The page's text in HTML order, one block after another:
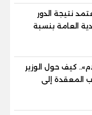
نتيجة الدور
العامة بنسبة
كيف حول الوزير
المعقدة إلى
والإعمار؟